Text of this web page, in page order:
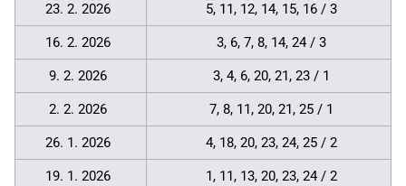
23. 2. 2026 5, 11, 12, 14, 15, 16 / 3
16. 2. 2026 3, 6, 7, 8, 14, 24 / 3
9. 2. 2026 3, 4, 6, 20, 21, 23 / 1
2. 2. 2026 7, 8, 11, 20, 21, 25 / 1
26. 1. 2026 4, 18, 20, 23, 24, 25 / 2
19. 1. 2026 1, 11, 13, 20, 23, 24 / 2